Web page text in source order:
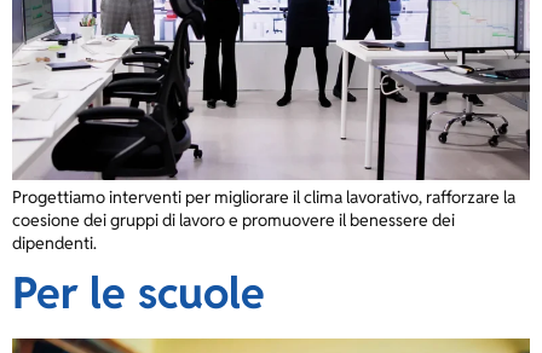
Progettiamo interventi per migliorare il clima lavorativo, rafforzare la
coesione dei gruppi di lavoro e promuovere il benessere dei
dipendenti.
Per le scuole